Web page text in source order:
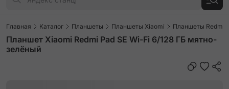
Главная Каталог Планшеты Планшеты Xiaomi Планшеты Redmi
Планшет Xiaomi Redmi Pad SE Wi-Fi 6/128 ГБ мятно-
зелёный